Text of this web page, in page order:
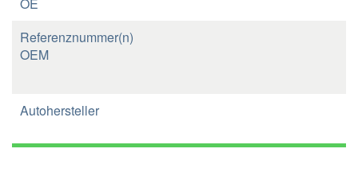
Referenznummer(n)
OEM
Autohersteller